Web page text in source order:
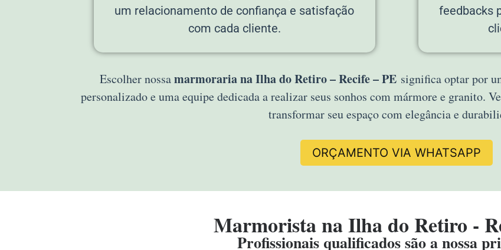
um relacionamento de confiança e satisfação
com cada cliente.
feedbacks
Escolher nossamarmoraria na Ilha do Retiro – Recife – PEsignifica optar por
personalizado e uma equipe dedicada a realizar seus sonhos com mármore e granito.
transformar seu espaço com elegância e
ORÇAMENTO VIA WHATSAPP
Marmorista na Ilha do Retiro -
Profissionais qualificados são a nossa